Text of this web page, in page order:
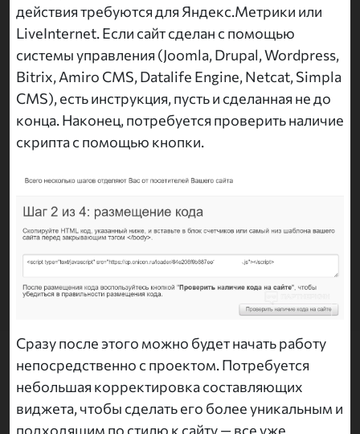
действия требуются для Яндекс.Метрики или
LiveInternet. Если сайт сделан с помощью
системы управления (Joomla, Drupal, Wordpress,
Bitrix, Amiro CMS, Datalife Engine, Netcat, Simpla
CMS), есть инструкция, пусть и сделанная не до
конца. Наконец, потребуется проверить наличие
скрипта с помощью кнопки.
Сразу после этого можно будет начать работу
непосредственно с проектом. Потребуется
небольшая корректировка составляющих
виджета, чтобы сделать его более уникальным и
подходящим по стилю к сайту — все уже